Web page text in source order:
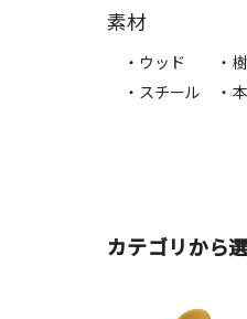
素材
・ウッド
・スチール
・
・
カテゴリから